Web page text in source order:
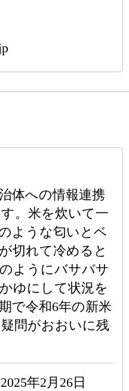
体への情報連携
。米を炊いて一
ような匂いとベ
切れて冷めると
ようにバサバサ
ゆにして状況を
で令和6年の新米
問がおおいに残
2025年2月26日